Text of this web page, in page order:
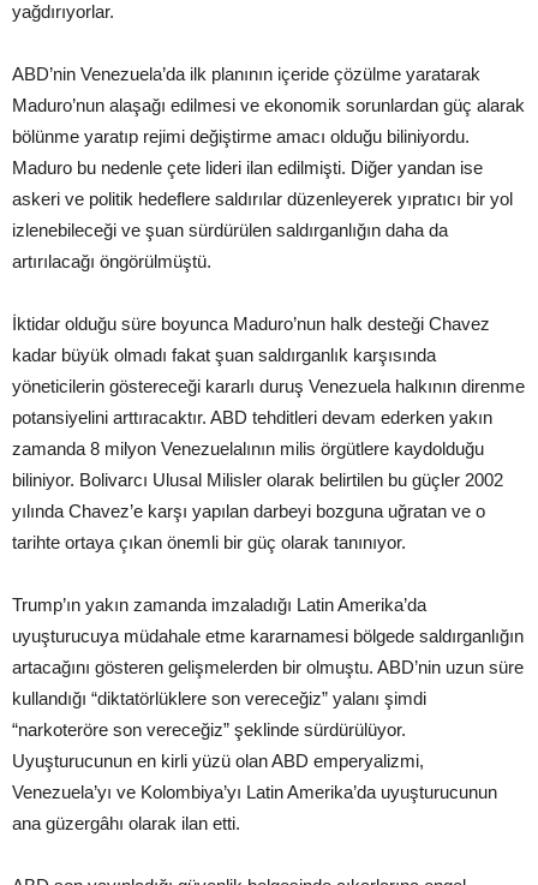
yağdırıyorlar.
ABD’nin Venezuela’da ilk planının içeride çözülme yaratarak
Maduro’nun alaşağı edilmesi ve ekonomik sorunlardan güç alarak
bölünme yaratıp rejimi değiştirme amacı olduğu biliniyordu.
Maduro bu nedenle çete lideri ilan edilmişti. Diğer yandan ise
askeri ve politik hedeflere saldırılar düzenleyerek yıpratıcı bir yol
izlenebileceği ve şuan sürdürülen saldırganlığın daha da
artırılacağı öngörülmüştü.
İktidar olduğu süre boyunca Maduro’nun halk desteği Chavez
kadar büyük olmadı fakat şuan saldırganlık karşısında
yöneticilerin göstereceği kararlı duruş Venezuela halkının direnme
potansiyelini arttıracaktır. ABD tehditleri devam ederken yakın
zamanda 8 milyon Venezuelalının milis örgütlere kaydolduğu
biliniyor. Bolivarcı Ulusal Milisler olarak belirtilen bu güçler 2002
yılında Chavez’e karşı yapılan darbeyi bozguna uğratan ve o
tarihte ortaya çıkan önemli bir güç olarak tanınıyor.
Trump’ın yakın zamanda imzaladığı Latin Amerika’da
uyuşturucuya müdahale etme kararnamesi bölgede saldırganlığın
artacağını gösteren gelişmelerden bir olmuştu. ABD’nin uzun süre
kullandığı “diktatörlüklere son vereceğiz” yalanı şimdi
“narkoteröre son vereceğiz” şeklinde sürdürülüyor.
Uyuşturucunun en kirli yüzü olan ABD emperyalizmi,
Venezuela’yı ve Kolombiya’yı Latin Amerika’da uyuşturucunun
ana güzergâhı olarak ilan etti.